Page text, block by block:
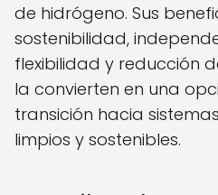
de hidrógeno. Sus
sostenibilidad,
flexibilidad y reducción
la convierten en una
transición hacia
limpios y sostenibles.